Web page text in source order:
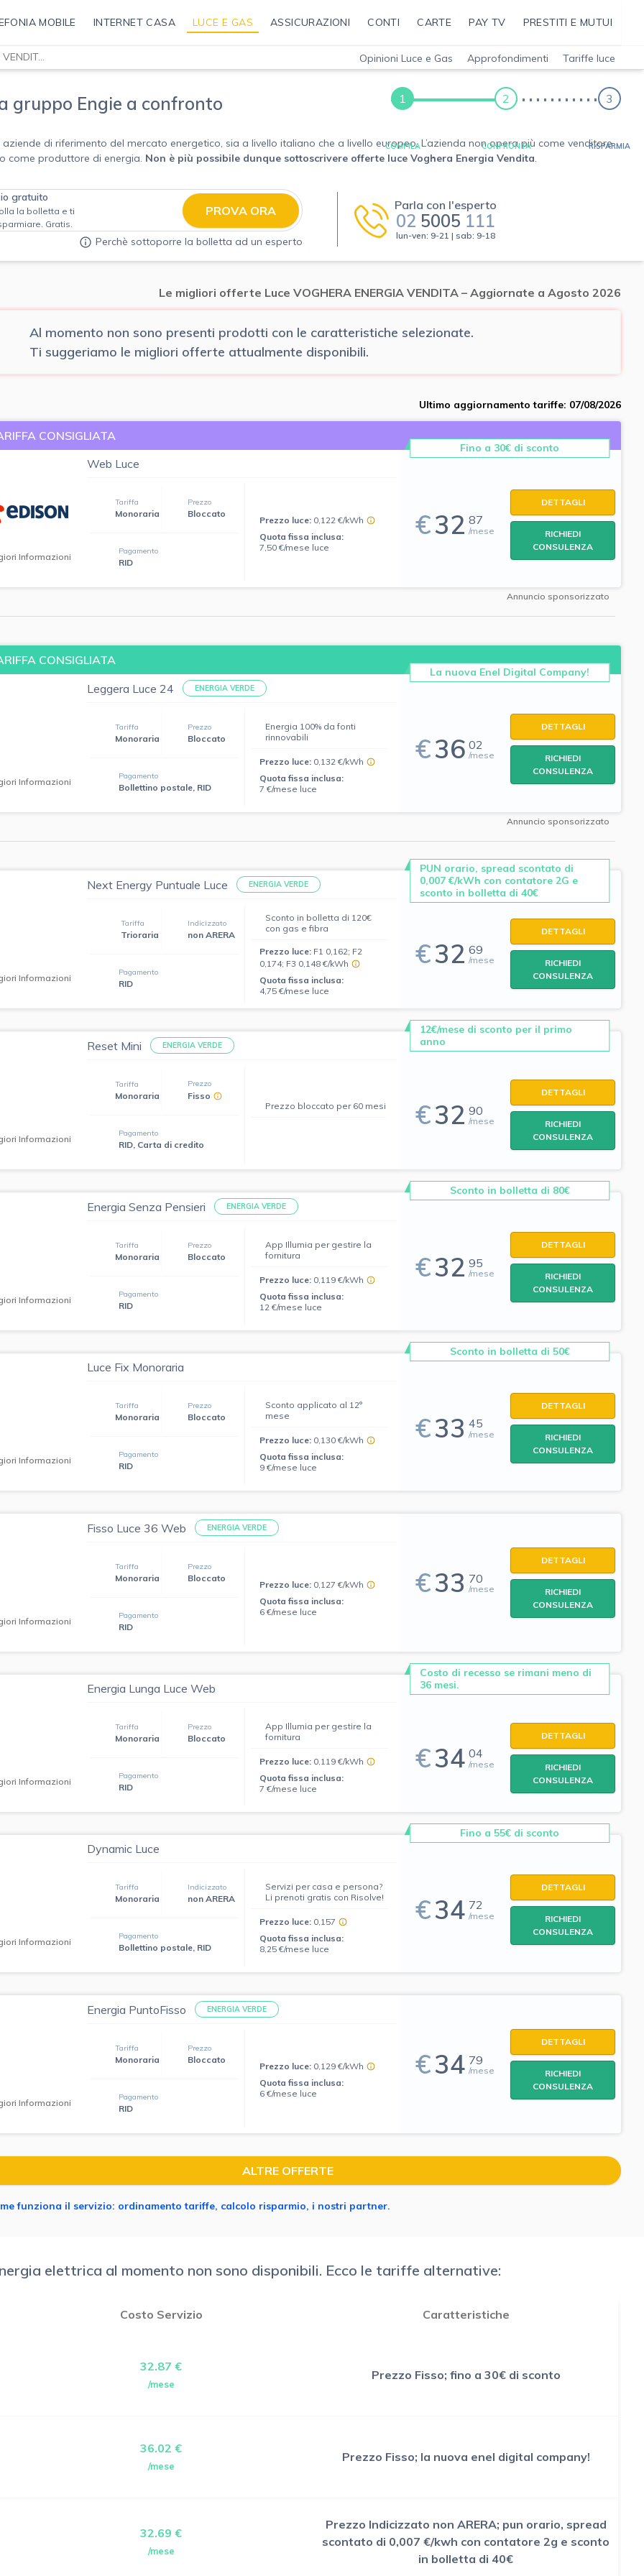
MOBILE INTERNET CASA LUCE E GAS ASSICURAZIONI CONTI CARTE PAY TV PRESTITI E MUTUI
VOGHERA ENERGIA VENDITA Opinioni Luce e Gas Approfondimenti Tariffe luce
gruppo Engie a confronto 1
COMPILA
2
CONFRONTA
3
RISPARMIA
aziende di riferimento del mercato energetico, sia a livello italiano che a livello europeo. L’azienda non opera più come venditore
come produttore di energia. Non è più possibile dunque sottoscrivere offerte luce Voghera Energia Vendita.
gratuito
la bolletta e ti
Gratis.
PROVA ORA
Perchè sottoporre la bolletta ad un esperto
Parla con l'esperto
02 5005 111
lun-ven: 9-21 | sab: 9-18
Le migliori offerte Luce VOGHERA ENERGIA VENDITA – Aggiornate a Agosto 2026
Al momento non sono presenti prodotti con le caratteristiche selezionate.
Ti suggeriamo le migliori offerte attualmente disponibili.
Ultimo aggiornamento tariffe: 07/08/2026
CONSIGLIATA
Fino a 30€ di sconto
Informazioni
Web Luce
Tariffa
Monoraria
Prezzo
Bloccato
Pagamento
RID
Prezzo luce: 0,122 €/kWh
Quota fissa inclusa:
7,50 €/mese luce
€32 87
/mese
DETTAGLI
RICHIEDI
CONSULENZA
Annuncio sponsorizzato
CONSIGLIATA
La nuova Enel Digital Company!
Informazioni
Leggera Luce 24 ENERGIA VERDE
Tariffa
Monoraria
Prezzo
Bloccato
Pagamento
Bollettino postale, RID
Energia 100% da fonti
rinnovabili
Prezzo luce: 0,132 €/kWh
Quota fissa inclusa:
7 €/mese luce
€36 02
/mese
DETTAGLI
RICHIEDI
CONSULENZA
Annuncio sponsorizzato
PUN orario, spread scontato di
0,007 €/kWh con contatore 2G e
sconto in bolletta di 40€
Informazioni
Next Energy Puntuale Luce ENERGIA VERDE
Tariffa
Trioraria
Indicizzato
non ARERA
Pagamento
RID
Sconto in bolletta di 120€
con gas e fibra
Prezzo luce: F1 0,162; F2
0,174; F3 0,148 €/kWh
Quota fissa inclusa:
4,75 €/mese luce
€32 69
/mese
DETTAGLI
RICHIEDI
CONSULENZA
12€/mese di sconto per il primo
anno
Informazioni
Reset Mini ENERGIA VERDE
Tariffa
Monoraria
Prezzo
Fisso
Pagamento
RID, Carta di credito
Prezzo bloccato per 60 mesi €32 90
/mese
DETTAGLI
RICHIEDI
CONSULENZA
Sconto in bolletta di 80€
Informazioni
Energia Senza Pensieri ENERGIA VERDE
Tariffa
Monoraria
Prezzo
Bloccato
Pagamento
RID
App Illumia per gestire la
fornitura
Prezzo luce: 0,119 €/kWh
Quota fissa inclusa:
12 €/mese luce
€32 95
/mese
DETTAGLI
RICHIEDI
CONSULENZA
Sconto in bolletta di 50€
Informazioni
Luce Fix Monoraria
Tariffa
Monoraria
Prezzo
Bloccato
Pagamento
RID
Sconto applicato al 12°
mese
Prezzo luce: 0,130 €/kWh
Quota fissa inclusa:
9 €/mese luce
€33 45
/mese
DETTAGLI
RICHIEDI
CONSULENZA
Informazioni
Fisso Luce 36 Web ENERGIA VERDE
Tariffa
Monoraria
Prezzo
Bloccato
Pagamento
RID
Prezzo luce: 0,127 €/kWh
Quota fissa inclusa:
6 €/mese luce
€33 70
/mese
DETTAGLI
RICHIEDI
CONSULENZA
Costo di recesso se rimani meno di
36 mesi.
Informazioni
Energia Lunga Luce Web
Tariffa
Monoraria
Prezzo
Bloccato
Pagamento
RID
App Illumia per gestire la
fornitura
Prezzo luce: 0,119 €/kWh
Quota fissa inclusa:
7 €/mese luce
€34 04
/mese
DETTAGLI
RICHIEDI
CONSULENZA
Fino a 55€ di sconto
Informazioni
Dynamic Luce
Tariffa
Monoraria
Indicizzato
non ARERA
Pagamento
Bollettino postale, RID
Servizi per casa e persona?
Li prenoti gratis con Risolve!
Prezzo luce: 0,157
Quota fissa inclusa:
8,25 €/mese luce
€34 72
/mese
DETTAGLI
RICHIEDI
CONSULENZA
Informazioni
Energia PuntoFisso ENERGIA VERDE
Tariffa
Monoraria
Prezzo
Bloccato
Pagamento
RID
Prezzo luce: 0,129 €/kWh
Quota fissa inclusa:
6 €/mese luce
€34 79
/mese
DETTAGLI
RICHIEDI
CONSULENZA
ALTRE OFFERTE
funziona il servizio: ordinamento tariffe, calcolo risparmio, i nostri partner.
elettrica al momento non sono disponibili. Ecco le tariffe alternative:
Costo Servizio Caratteristiche
32.87 €
/mese
Prezzo Fisso; fino a 30€ di sconto
36.02 €
/mese
Prezzo Fisso; la nuova enel digital company!
32.69 €
/mese
Prezzo Indicizzato non ARERA; pun orario, spread
scontato di 0,007 €/kwh con contatore 2g e sconto
in bolletta di 40€